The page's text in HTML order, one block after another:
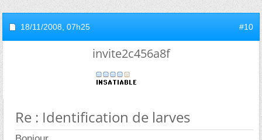
18/11/2008, 07h25 #10
invite2c456a8f
Re : Identification de larves